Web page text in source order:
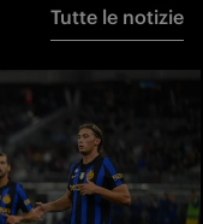
Tutte le notizie